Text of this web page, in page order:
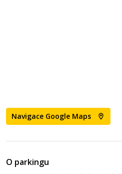
Navigace Google Maps
O parkingu